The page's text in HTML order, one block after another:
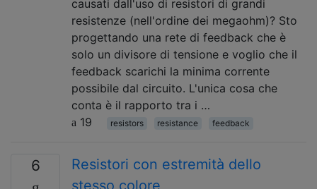
causati dall'uso di resistori di grandi
resistenze (nell'ordine dei megaohm)? Sto
progettando una rete di feedback che è
solo un divisore di tensione e voglio che il
feedback scarichi la minima corrente
possibile dal circuito. L'unica cosa che
conta è il rapporto tra i …
19
resistors resistance feedback
6
Resistori con estremità dello
stesso colore